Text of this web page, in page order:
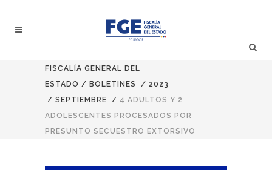
FISCALÍA GENERAL DEL
ESTADO / BOLETINES / 2023
/ SEPTIEMBRE / 4 ADULTOS Y 2
ADOLESCENTES PROCESADOS POR
PRESUNTO SECUESTRO EXTORSIVO